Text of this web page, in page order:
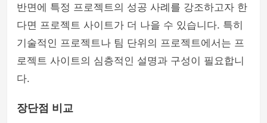
반면에 특정 프로젝트의 성공 사례를 강조하고자 한
다면 프로젝트 사이트가 더 나을 수 있습니다. 특히
기술적인 프로젝트나 팀 단위의 프로젝트에서는 프
로젝트 사이트의 심층적인 설명과 구성이 필요합니
다.
장단점 비교